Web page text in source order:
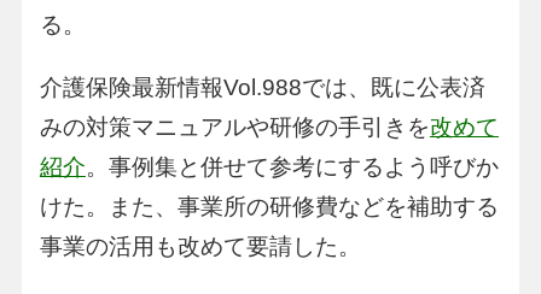
る。
介護保険最新情報Vol.988では、既に公表済
みの対策マニュアルや研修の手引きを改めて
紹介。事例集と併せて参考にするよう呼びか
けた。また、事業所の研修費などを補助する
事業の活用も改めて要請した。